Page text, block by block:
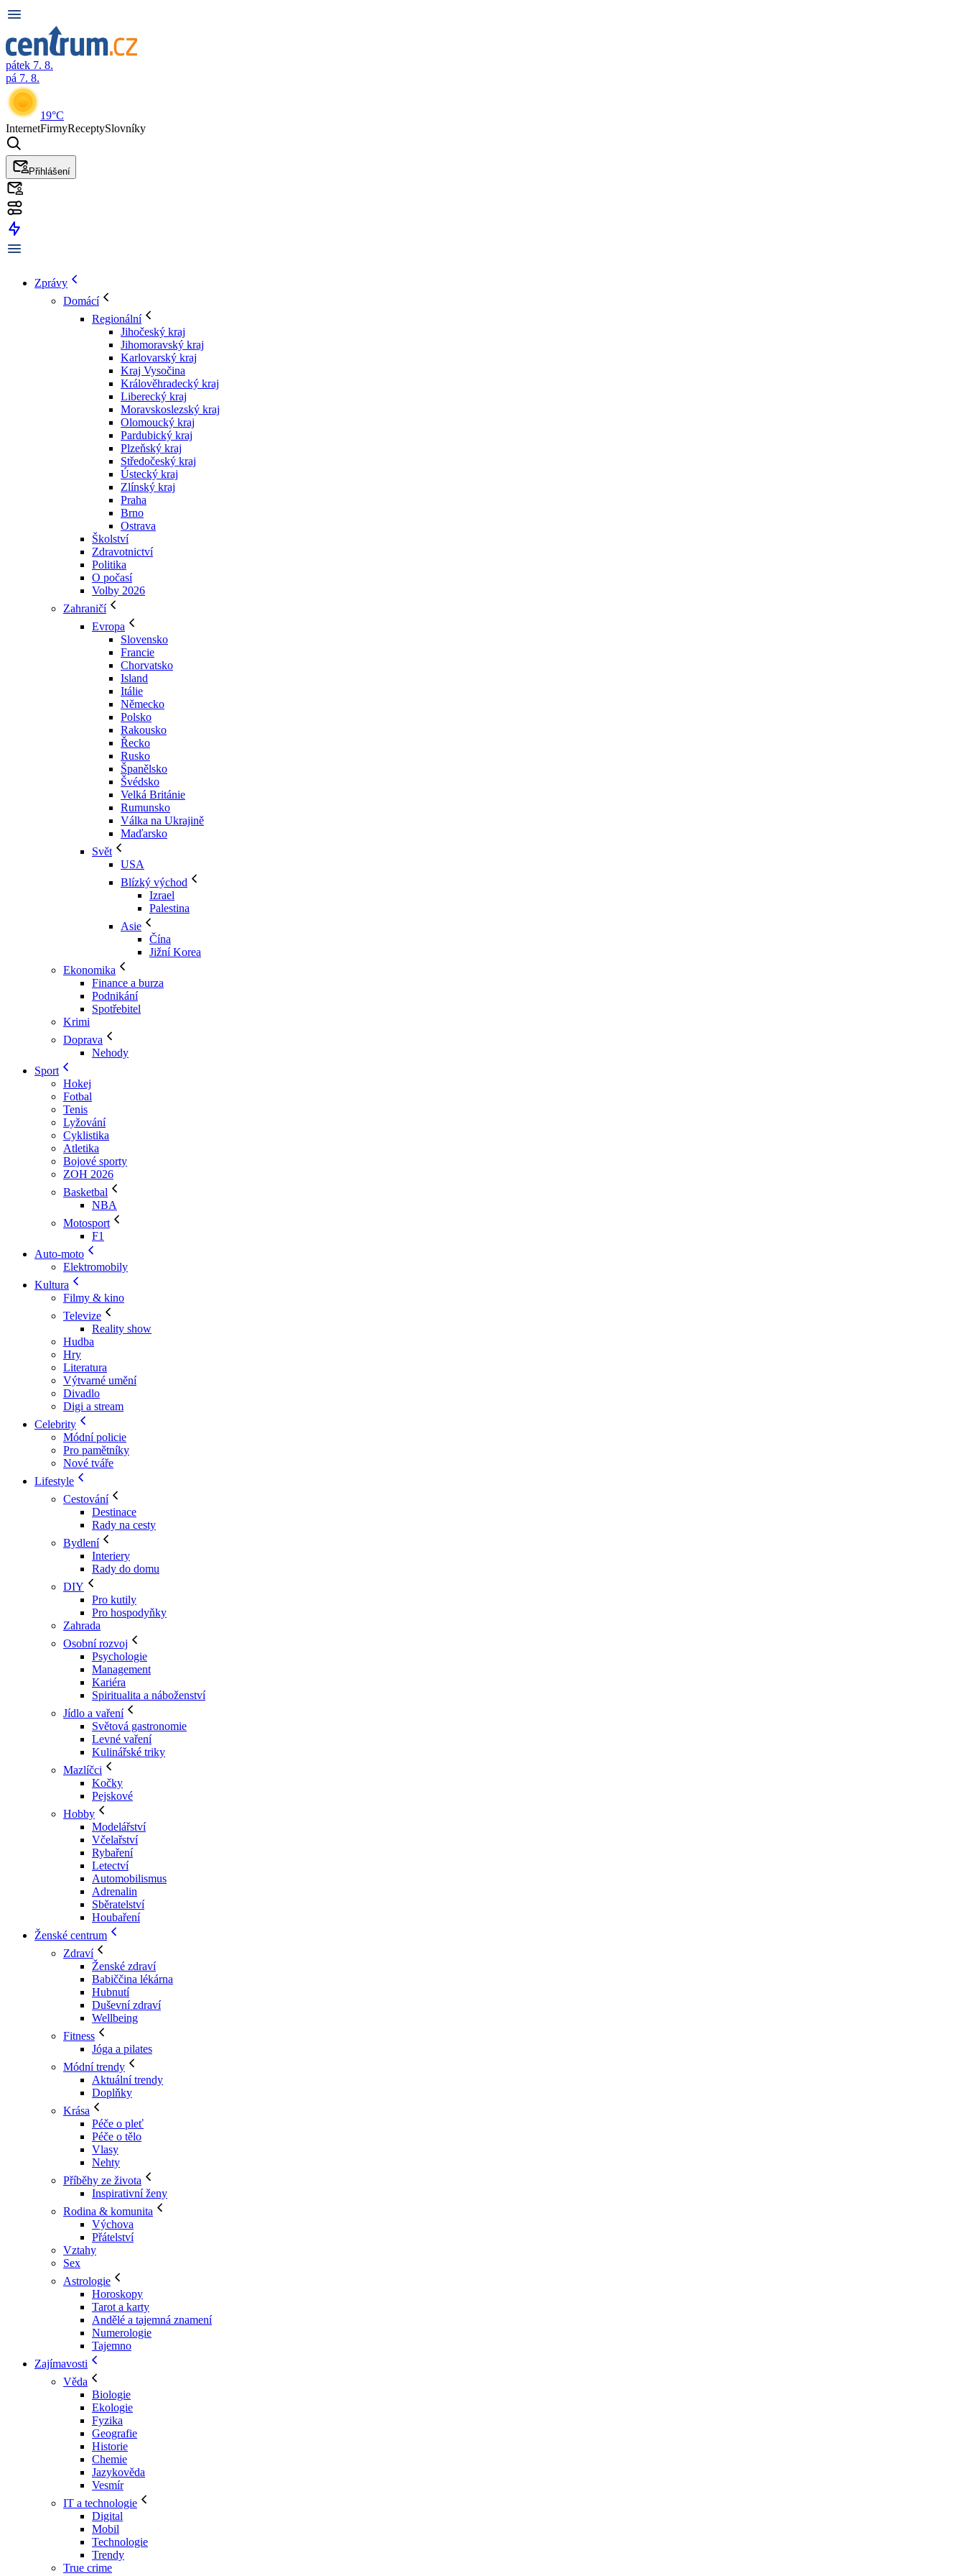
pátek 7. 8.
pá 7. 8.
19°C
InternetFirmyReceptySlovníky
Přihlášení
Zprávy
Domácí
Regionální
Jihočeský kraj
Jihomoravský kraj
Karlovarský kraj
Kraj Vysočina
Králověhradecký kraj
Liberecký kraj
Moravskoslezský kraj
Olomoucký kraj
Pardubický kraj
Plzeňský kraj
Středočeský kraj
Ústecký kraj
Zlínský kraj
Praha
Brno
Ostrava
Školství
Zdravotnictví
Politika
O počasí
Volby 2026
Zahraničí
Evropa
Slovensko
Francie
Chorvatsko
Island
Itálie
Německo
Polsko
Rakousko
Řecko
Rusko
Španělsko
Švédsko
Velká Británie
Rumunsko
Válka na Ukrajině
Maďarsko
Svět
USA
Blízký východ
Izrael
Palestina
Asie
Čína
Jižní Korea
Ekonomika
Finance a burza
Podnikání
Spotřebitel
Krimi
Doprava
Nehody
Sport
Hokej
Fotbal
Tenis
Lyžování
Cyklistika
Atletika
Bojové sporty
ZOH 2026
Basketbal
NBA
Motosport
F1
Auto-moto
Elektromobily
Kultura
Filmy & kino
Televize
Reality show
Hudba
Hry
Literatura
Výtvarné umění
Divadlo
Digi a stream
Celebrity
Módní policie
Pro pamětníky
Nové tváře
Lifestyle
Cestování
Destinace
Rady na cesty
Bydlení
Interiery
Rady do domu
DIY
Pro kutily
Pro hospodyňky
Zahrada
Osobní rozvoj
Psychologie
Management
Kariéra
Spiritualita a náboženství
Jídlo a vaření
Světová gastronomie
Levné vaření
Kulinářské triky
Mazlíčci
Kočky
Pejskové
Hobby
Modelářství
Včelařství
Rybaření
Letectví
Automobilismus
Adrenalin
Sběratelství
Houbaření
Ženské centrum
Zdraví
Ženské zdraví
Babiččina lékárna
Hubnutí
Duševní zdraví
Wellbeing
Fitness
Jóga a pilates
Módní trendy
Aktuální trendy
Doplňky
Krása
Péče o pleť
Péče o tělo
Vlasy
Nehty
Příběhy ze života
Inspirativní ženy
Rodina & komunita
Výchova
Přátelství
Vztahy
Sex
Astrologie
Horoskopy
Tarot a karty
Andělé a tajemná znamení
Numerologie
Tajemno
Zajímavosti
Věda
Biologie
Ekologie
Fyzika
Geografie
Historie
Chemie
Jazykověda
Vesmír
IT a technologie
Digital
Mobil
Technologie
Trendy
True crime